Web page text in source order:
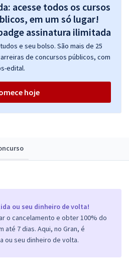
ou seu dinheiro de volta!
o cancelamento e obter 100% do
até 7 dias. Aqui, no Gran, é
ou seu dinheiro de volta.
acesse todos os cursos
em um só lugar!
e seu bolso. São mais de 25
de concursos públicos, com
edital.
hoje